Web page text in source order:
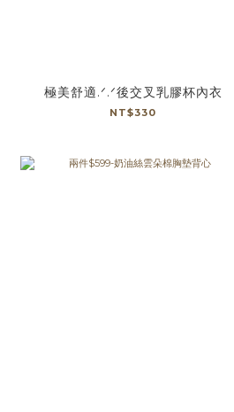
極美舒適.ᐟ.ᐟ後交叉乳膠杯內衣
NT$330